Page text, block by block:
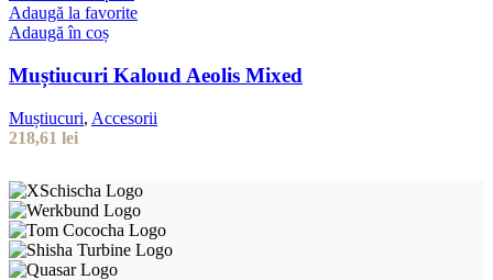
Adaugă la favorite
Adaugă în coș
Muștiucuri Kaloud Aeolis Mixed
Muștiucuri, Accesorii
218,61 lei